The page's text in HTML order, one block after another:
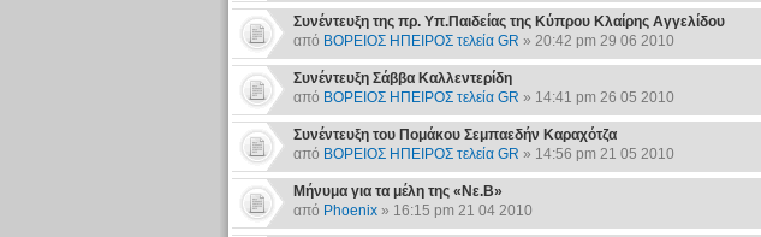
Συνέντευξη της πρ. Υπ.Παιδείας της Κύπρου Κλαίρης Αγγελίδου
από ΒΟΡΕΙΟΣ ΗΠΕΙΡΟΣ τελεία GR » 20:42 pm 29 06 2010
Συνέντευξη Σάββα Καλλεντερίδη
από ΒΟΡΕΙΟΣ ΗΠΕΙΡΟΣ τελεία GR » 14:41 pm 26 05 2010
Συνέντευξη του Πομάκου Σεμπαεδήν Καραχότζα
από ΒΟΡΕΙΟΣ ΗΠΕΙΡΟΣ τελεία GR » 14:56 pm 21 05 2010
Μήνυμα για τα μέλη της «Νε.Β»
από Phoenix» 16:15 pm 21 04 2010